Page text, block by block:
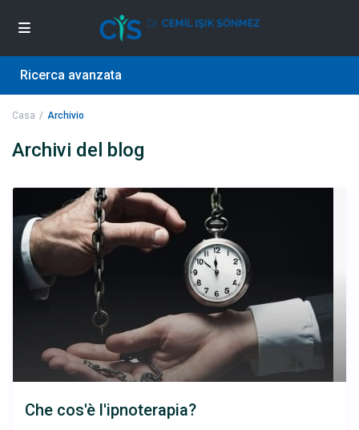
Ricerca avanzata
Casa Archivio
Archivi del blog
Che cos'è l'ipnoterapia?